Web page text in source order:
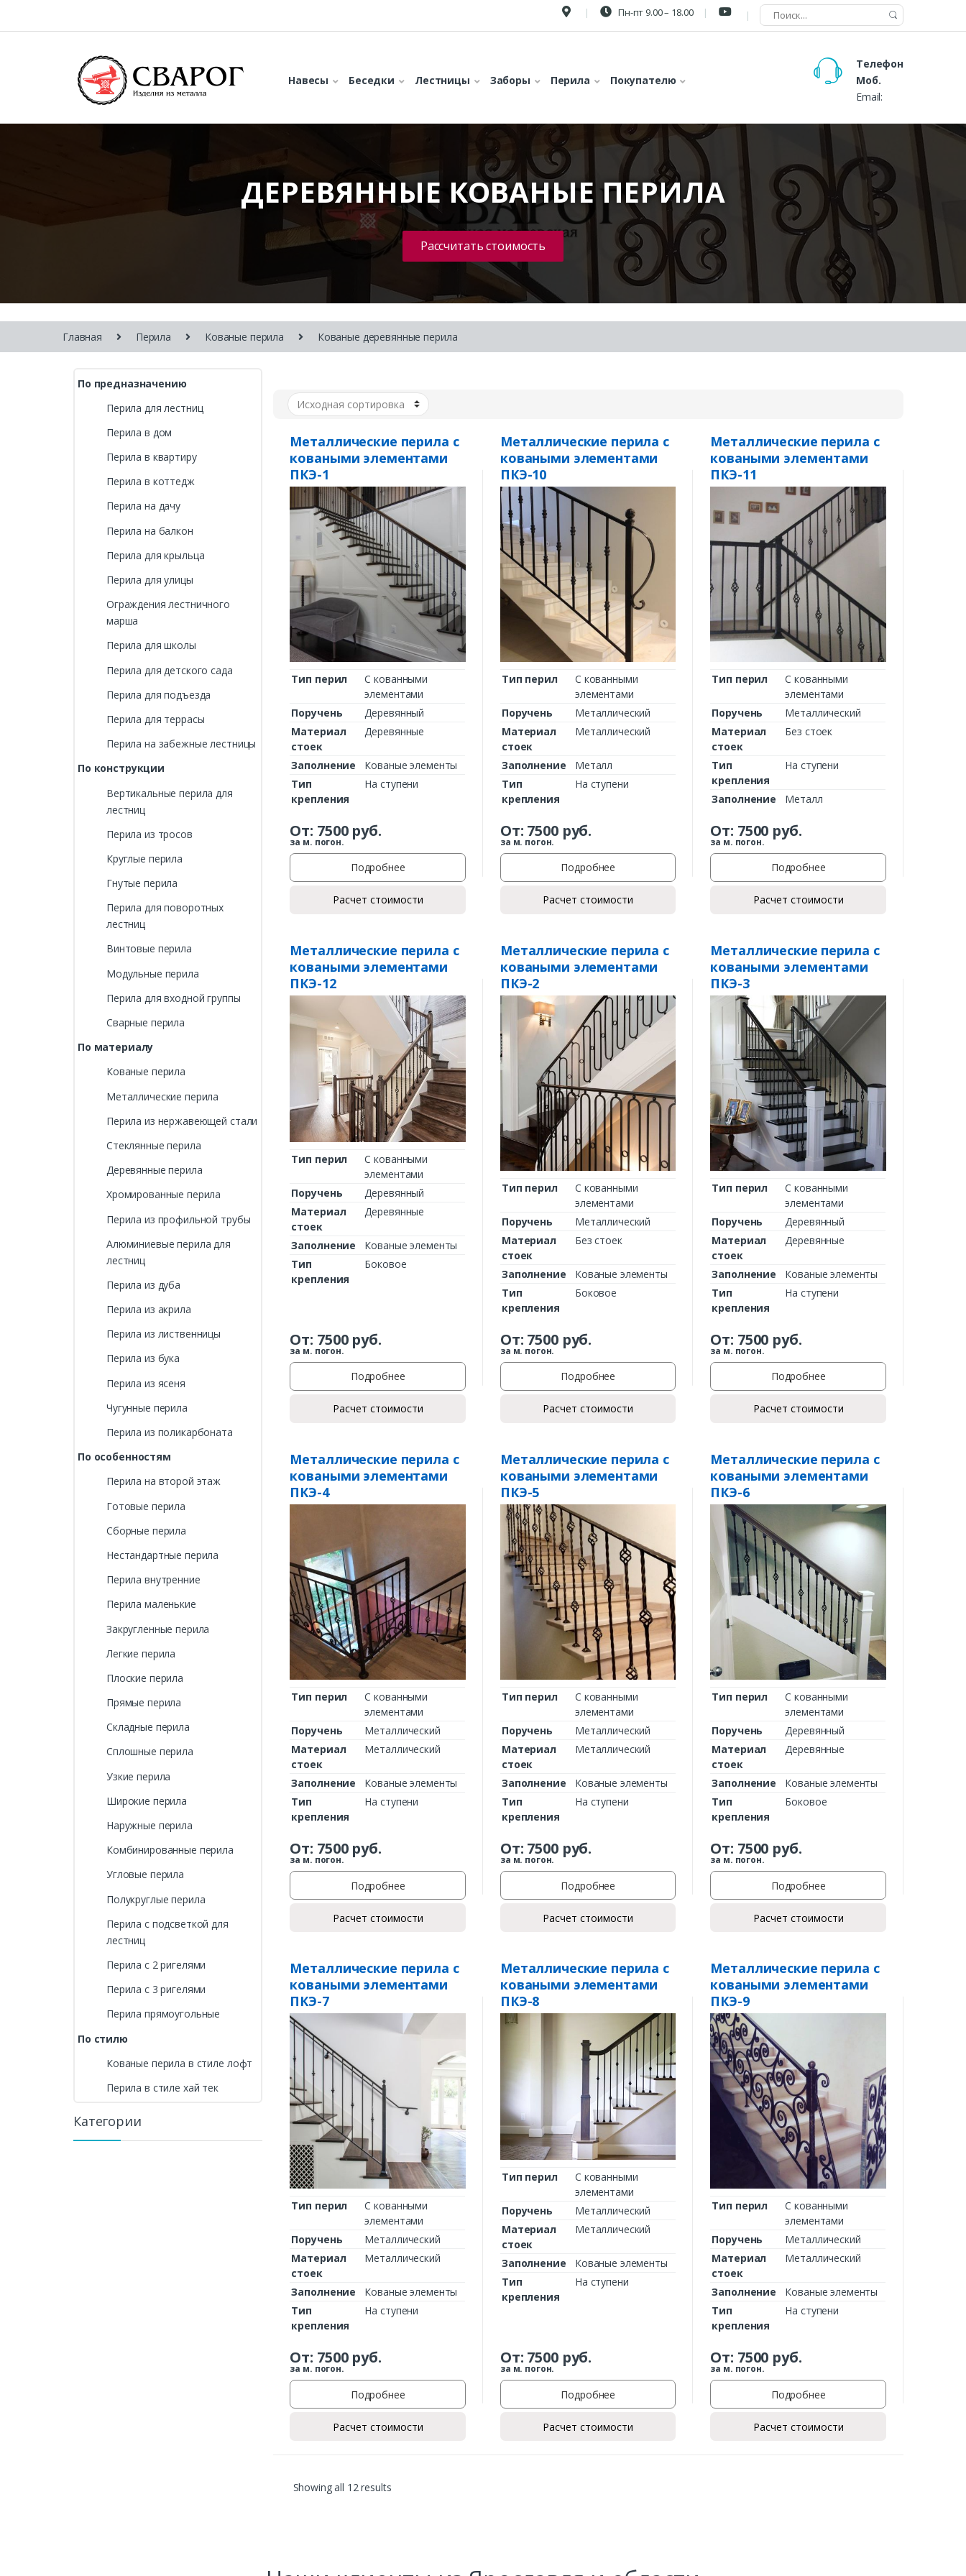
Заказать
Ваше имя*
Комментарий к заказу
Пн-пт 9.00 – 18.00
Навесы Беседки Лестницы Заборы Перила Покупателю
Телефон
Моб.
Email:
ДЕРЕВЯННЫЕ КОВАНЫЕ ПЕРИЛА
Рассчитать стоимость
Главная Перила Кованые перила Кованые деревянные перила
Металлические перила с
коваными элементами
ПКЭ-1
Тип перил
С кованными
элементами
Поручень
Деревянный
Материал
стоек
Деревянные
Заполнение
Кованые элементы
Тип
крепления
На ступени
От: 7500руб.
за м. погон.
Подробнее
Расчет стоимости
Металлические перила с
коваными элементами
ПКЭ-10
Тип перил
С кованными
элементами
Поручень
Металлический
Материал
стоек
Металлический
Заполнение
Металл
Тип
крепления
На ступени
От: 7500руб.
за м. погон.
Подробнее
Расчет стоимости
Металлические перила с
коваными элементами
ПКЭ-11
Тип перил
С кованными
элементами
Поручень
Металлический
Материал
стоек
Без стоек
Тип
крепления
На ступени
Заполнение Металл
От: 7500 руб.
за м. погон.
Подробнее
Расчет стоимости
Металлические перила с
коваными элементами
ПКЭ-12
Тип перил
С кованными
элементами
Поручень
Деревянный
Материал
стоек
Деревянные
Заполнение
Кованые элементы
Тип
крепления
Боковое
От: 7500руб.
за м. погон.
Подробнее
Расчет стоимости
Металлические перила с
коваными элементами
ПКЭ-2
Тип перил
С кованными
элементами
Поручень
Металлический
Материал
стоек
Без стоек
Заполнение
Кованые элементы
Тип
крепления
Боковое
От: 7500руб.
за м. погон.
Подробнее
Расчет стоимости
Металлические перила с
коваными элементами
ПКЭ-3
Тип перил
С кованными
элементами
Поручень
Деревянный
Материал
стоек
Деревянные
Заполнение
Кованые элементы
Тип
крепления
На ступени
От: 7500 руб.
за м. погон.
Подробнее
Расчет стоимости
Металлические перила с
коваными элементами
ПКЭ-4
Тип перил
С кованными
элементами
Поручень
Металлический
Материал
стоек
Металлический
Заполнение
Кованые элементы
Тип
крепления
На ступени
От: 7500руб.
за м. погон.
Подробнее
Расчет стоимости
Металлические перила с
коваными элементами
ПКЭ-5
Тип перил
С кованными
элементами
Поручень
Металлический
Материал
стоек
Металлический
Заполнение
Кованые элементы
Тип
крепления
На ступени
От: 7500руб.
за м. погон.
Подробнее
Расчет стоимости
Металлические перила с
коваными элементами
ПКЭ-6
Тип перил
С кованными
элементами
Поручень
Деревянный
Материал
стоек
Деревянные
Заполнение
Кованые элементы
Тип
крепления
Боковое
От: 7500 руб.
за м. погон.
Подробнее
Расчет стоимости
Металлические перила с
коваными элементами
ПКЭ-7
Тип перил
С кованными
элементами
Поручень
Металлический
Материал
стоек
Металлический
Заполнение
Кованые элементы
Тип
крепления
На ступени
От: 7500руб.
за м. погон.
Подробнее
Расчет стоимости
Металлические перила с
коваными элементами
ПКЭ-8
Тип перил
С кованными
элементами
Поручень
Металлический
Материал
стоек
Металлический
Заполнение
Кованые элементы
Тип
крепления
На ступени
От: 7500руб.
за м. погон.
Подробнее
Расчет стоимости
Металлические перила с
коваными элементами
ПКЭ-9
Тип перил
С кованными
элементами
Поручень
Металлический
Материал
стоек
Металлический
Заполнение
Кованые элементы
Тип
крепления
На ступени
От: 7500 руб.
за м. погон.
Подробнее
Расчет стоимости
Showing all 12 results
По предназначению
Перила для лестниц
Перила в дом
Перила в квартиру
Перила в коттедж
Перила на дачу
Перила на балкон
Перила для крыльца
Перила для улицы
Ограждения лестничного
марша
Перила для школы
Перила для детского сада
Перила для подъезда
Перила для террасы
Перила на забежные лестницы
По конструкции
Вертикальные перила для
лестниц
Перила из тросов
Круглые перила
Гнутые перила
Перила для поворотных
лестниц
Винтовые перила
Модульные перила
Перила для входной группы
Сварные перила
По материалу
Кованые перила
Металлические перила
Перила из нержавеющей стали
Стеклянные перила
Деревянные перила
Хромированные перила
Перила из профильной трубы
Алюминиевые перила для
лестниц
Перила из дуба
Перила из акрила
Перила из лиственницы
Перила из бука
Перила из ясеня
Чугунные перила
Перила из поликарбоната
По особенностям
Перила на второй этаж
Готовые перила
Сборные перила
Нестандартные перила
Перила внутренние
Перила маленькие
Закругленные перила
Легкие перила
Плоские перила
Прямые перила
Складные перила
Сплошные перила
Узкие перила
Широкие перила
Наружные перила
Комбинированные перила
Угловые перила
Полукруглые перила
Перила с подсветкой для
лестниц
Перила с 2 ригелями
Перила с 3 ригелями
Перила прямоугольные
По стилю
Кованые перила в стиле лофт
Перила в стиле хай тек
Категории